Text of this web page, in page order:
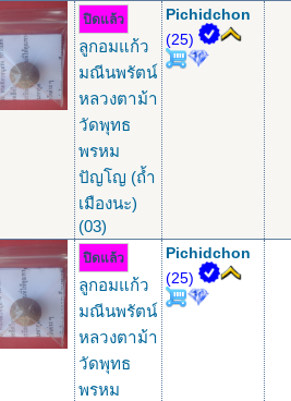
ปิดแล้ว
ลูกอมแก้ว
มณีนพรัตน์
หลวงตาม้า
วัดพุทธ
พรหม
ปัญโญ (ถ้ำ
เมืองนะ)
(03)
Pichidchon
(25)
ปิดแล้ว
ลูกอมแก้ว
มณีนพรัตน์
หลวงตาม้า
วัดพุทธ
พรหม
Pichidchon
(25)